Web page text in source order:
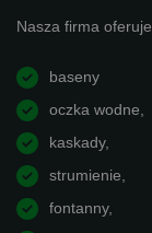
Nasza firma
baseny
oczka wodne,
kaskady,
strumienie,
fontanny,